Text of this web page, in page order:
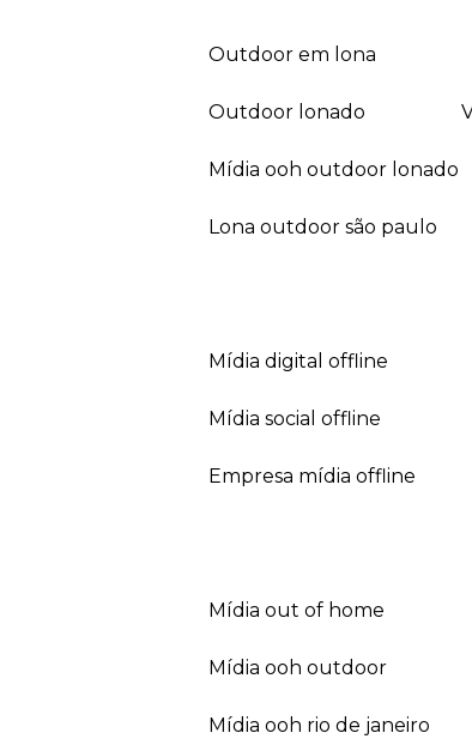
outdoor em lona
outdoor lonado
mídia ooh outdoor lonado
lona outdoor são paulo
mídia digital offline
mídia social offline
empresa mídia offline
mídia out of home
mídia ooh outdoor
mídia ooh rio de janeiro